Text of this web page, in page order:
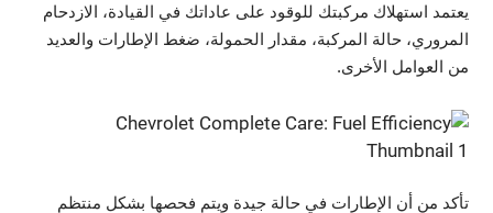
يعتمد استهلاك مركبتك للوقود على عاداتك في القيادة، الازدحام
المروري، حالة المركبة، مقدار الحمولة، ضغط الإطارات والعديد
من العوامل الأخرى.
تأكد من أن الإطارات في حالة جيدة ويتم فحصها بشكل منتظم